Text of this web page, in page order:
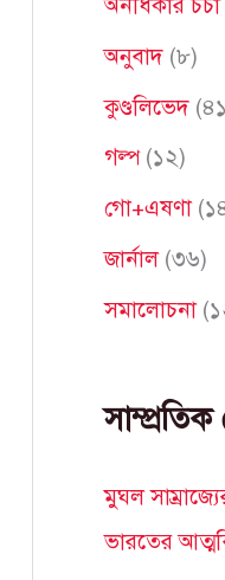
h
:
অনধিকার চর্চা
অনুবাদ (৮)
কুণ্ডলিভেদ
গল্প(১২)
গো+এষণা
জার্নাল(৩৬)
সমালোচনা
মুঘল
ভারতের